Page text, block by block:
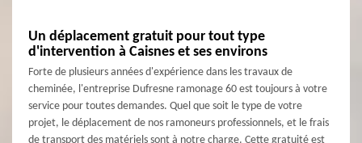
Un déplacement gratuit pour tout type
d'intervention à Caisnes et ses environs
Forte de plusieurs années d'expérience dans les travaux de
cheminée, l'entreprise Dufresne ramonage 60 est toujours à votre
service pour toutes demandes. Quel que soit le type de votre
projet, le déplacement de nos ramoneurs professionnels, et le frais
de transport des matériels sont à notre charge. Cette gratuité est